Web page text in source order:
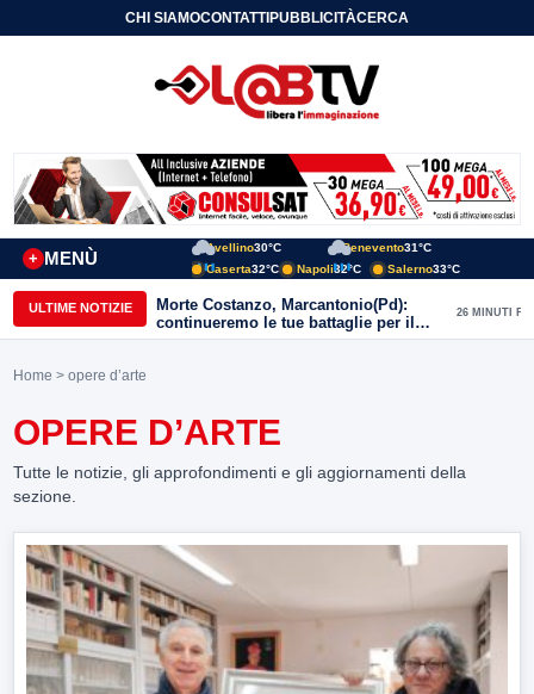
CHI SIAMOCONTATTIPUBBLICITÀCERCA
MENÙ
+
Avellino30°C Benevento31°C
Caserta32°C Napoli32°C Salerno33°C
ULTIME NOTIZIE
Morte Costanzo, Marcantonio(Pd):
continueremo le tue battaglie per il
Sannio
26 MINUTI FA
Home > opere d’arte
OPERE D’ARTE
Tutte le notizie, gli approfondimenti e gli aggiornamenti della
sezione.